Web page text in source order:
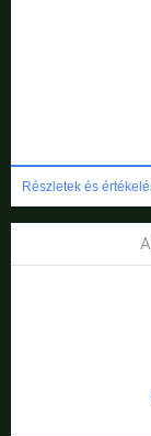
Részletek és